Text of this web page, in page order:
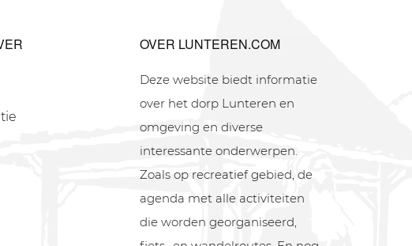
OVER LUNTEREN.COM
Deze website biedt informatie
over het dorp Lunteren en
omgeving en diverse
interessante onderwerpen.
Zoals op recreatief gebied, de
agenda met alle activiteiten
die worden georganiseerd,